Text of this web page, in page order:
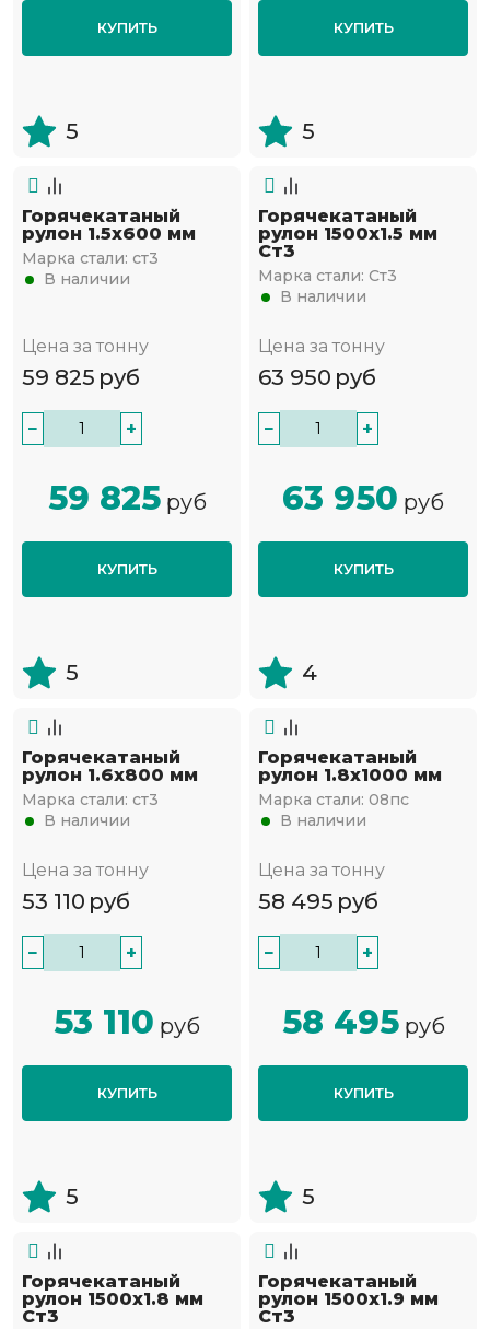
КУПИТЬ
5
КУПИТЬ
5
Горячекатаный
рулон 1.5х600 мм
Марка стали: ст3
В наличии
Цена за тонну
59 825 руб
− +
59 825руб
КУПИТЬ
5
Горячекатаный
рулон 1500х1.5 мм
Ст3
Марка стали: Ст3
В наличии
Цена за тонну
63 950 руб
− +
63 950 руб
КУПИТЬ
4
Горячекатаный
рулон 1.6х800 мм
Марка стали: ст3
В наличии
Цена за тонну
53 110 руб
− +
53 110 руб
КУПИТЬ
5
Горячекатаный
рулон 1.8х1000 мм
Марка стали: 08пс
В наличии
Цена за тонну
58 495 руб
− +
58 495руб
КУПИТЬ
5
Горячекатаный
рулон 1500х1.8 мм
Ст3
Горячекатаный
рулон 1500х1.9 мм
Ст3